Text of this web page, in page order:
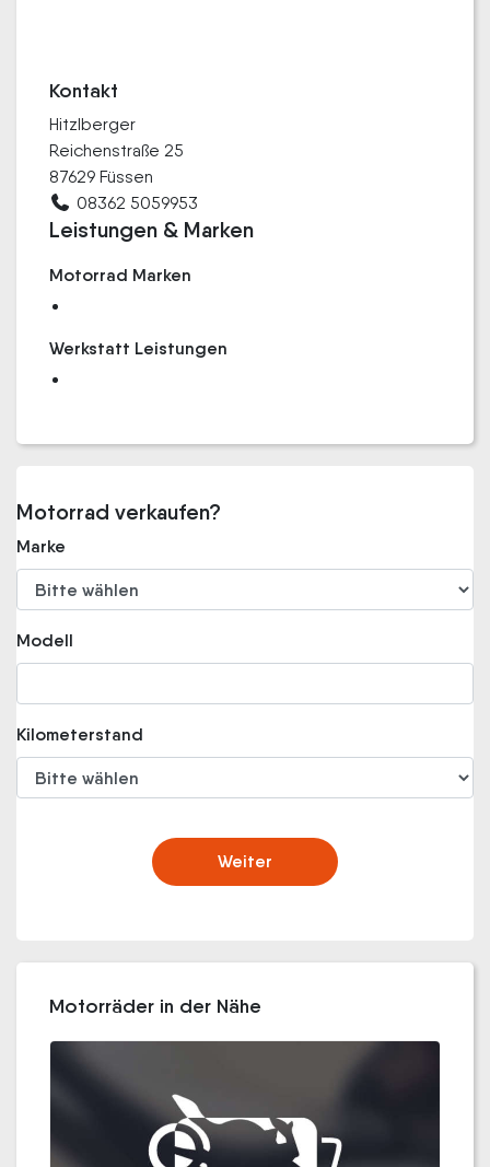
Kontakt
Hitzlberger
Reichenstraße 25
87629 Füssen
08362 5059953
Leistungen & Marken
Motorrad Marken
Werkstatt Leistungen
Motorrad verkaufen?
Marke
Modell
Kilometerstand
Weiter
Motorräder in der Nähe